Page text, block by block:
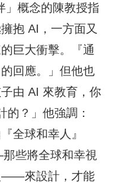
」概念的陳教授指
抱 AI，一方面又
巨大衝擊。『通
回應。」但他也
由 AI 來教育，你
的？」他強調：
全球和幸人』
些將全球和幸視
——來設計，才能